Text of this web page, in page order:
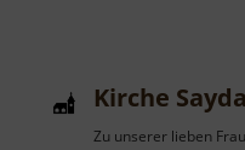
Kirche Sayda
Zu unserer lieben